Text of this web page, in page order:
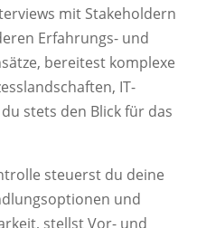
mit Stakeholdern
Erfahrungs- und
bereitest komplexe
IT-
stets den Blick für das
steuerst du deine
und
stellst Vor- und